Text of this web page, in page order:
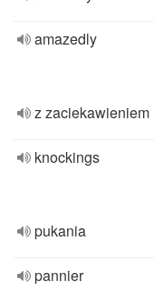
amazedly
z zaciekawieniem
knockings
pukania
pannier